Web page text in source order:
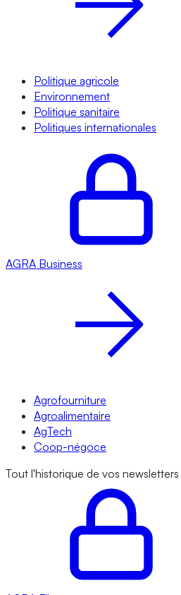
Politique agricole
Environnement
Politique sanitaire
Politiques internationales
AGRA Business
Agrofourniture
Agroalimentaire
AgTech
Coop-négoce
Tout l'historique de vos